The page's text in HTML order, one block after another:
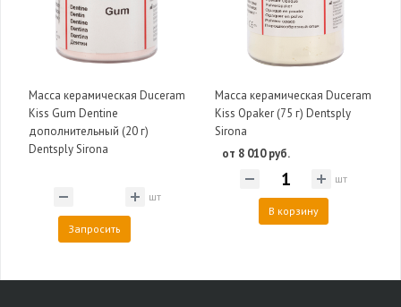
Масса керамическая Duceram
Kiss Gum Dentine
дополнительный (20 г)
Dentsply Sirona
шт
Запросить
Масса керамическая Duceram
Kiss Opaker (75 г) Dentsply
Sirona
от 8 010 руб.
шт
В корзину